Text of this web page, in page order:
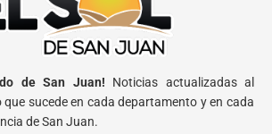
de San Juan! Noticias actualizadas al
sucede en cada departamento y en cada
de San Juan.